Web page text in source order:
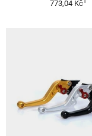
773,04 Kč